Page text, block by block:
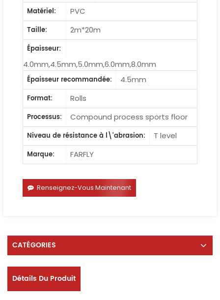
Matériel:
PVC
Taille:
2m*20m
Épaisseur:
4.0mm,4.5mm,5.0mm,6.0mm,8.0mm
Épaisseur recommandée:
4.5mm
Format:
Rolls
Processus:
Compound process sports floor
Niveau de résistance à l\'abrasion:
T level
Marque:
FARFLY
Renseignez-Vous Maintenant
CATÉGORIES
Détails Du Produit